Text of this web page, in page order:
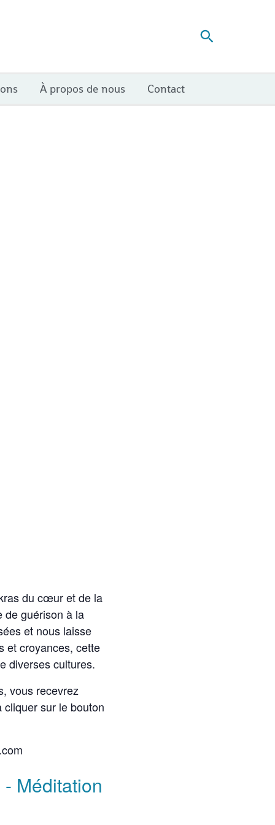
À propos de nous Contact
du cœur et de la
de guérison à la
et nous laisse
et croyances, cette
diverses cultures.
vous recevrez
sur le bouton
Méditation